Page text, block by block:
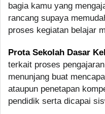
bagia kamu yang
rancang supaya
proses kegiatan belajar
Prota Sekolah Dasar
terkait proses
menunjang buat
ataupun penetapan
pendidik serta dicapai